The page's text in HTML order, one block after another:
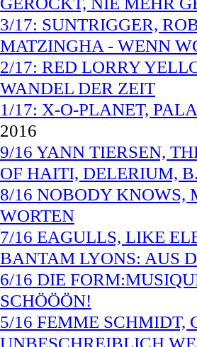
3/17: SUNTRIGGER,
MATZINGHA - WENN
2/17: RED LORRY
WANDEL DER ZEIT
1/17: X-O-PLANET,
2016
9/16 YANN TIERSEN,
OF HAITI, DELERIUM,
8/16 NOBODY KNOWS,
WORTEN
7/16 EAGULLS, LIKE
BANTAM LYONS: AUS
6/16 DIE
SCHÖÖÖN!
5/16 FEMME SCHMIDT,